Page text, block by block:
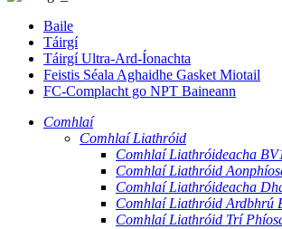
Baile
Táirgí
Táirgí Ultra-Ard-Íonachta
Feistis Séala Aghaidhe Gasket Miotail
FC-Complacht go NPT Baineann
Comhlaí
Comhlaí Liathróid
Comhlaí Liathróideacha
Comhlaí Liathróid
Comhlaí Liathróideacha
Comhlaí Liathróid Ardbhrú
Comhlaí Liathróid Trí